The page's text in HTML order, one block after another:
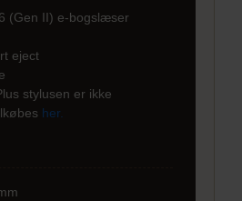
(Gen II) e-bogslæser
eject
stylusen er ikke
her.